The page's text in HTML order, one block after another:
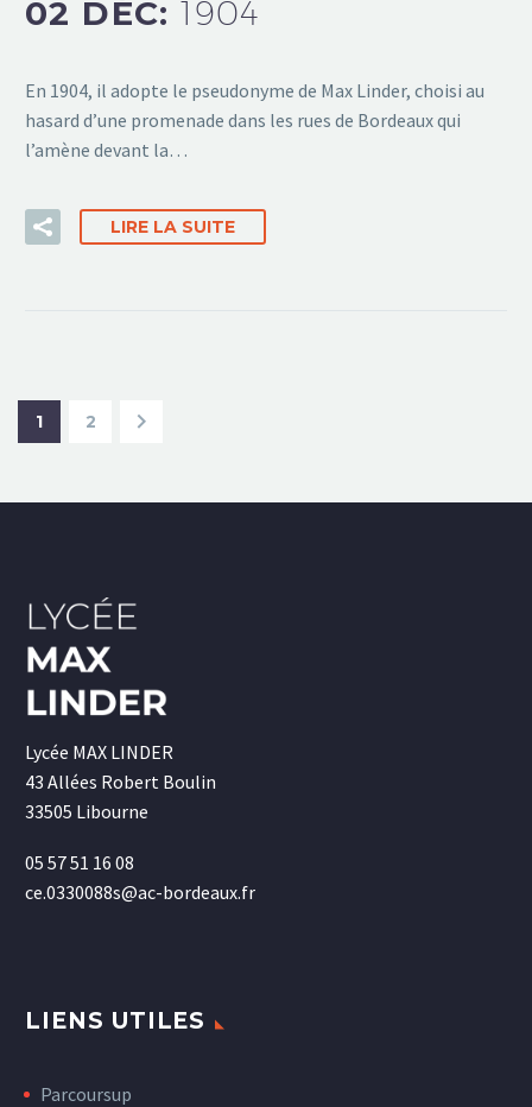
02 DÉC:1904
En 1904, il adopte le pseudonyme de Max Linder, choisi au
hasard d’une promenade dans les rues de Bordeaux qui
l’amène devant la…
LIRE LA SUITE
1 2
Lycée MAX LINDER
43 Allées Robert Boulin
33505 Libourne
05 57 51 16 08
ce.0330088s@ac-bordeaux.fr
LIENS UTILES
Parcoursup